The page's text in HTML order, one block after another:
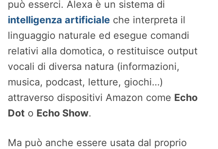
può esserci. Alexa è un sistema di
intelligenza artificiale che interpreta il
linguaggio naturale ed esegue comandi
relativi alla domotica, o restituisce output
vocali di diversa natura (informazioni,
musica, podcast, letture, giochi…)
attraverso dispositivi Amazon come Echo
Dot o Echo Show.
Ma può anche essere usata dal proprio